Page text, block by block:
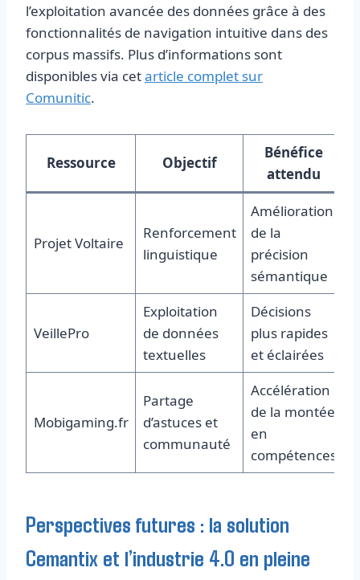
l’exploitation avancée des données grâce à des
fonctionnalités de navigation intuitive dans des
corpus massifs. Plus d’informations sont
disponibles via cetarticle complet sur
Comunitic.
Ressource Objectif
Bénéfice
attendu
Projet Voltaire
Renforcement
linguistique
Amélioration
de la
précision
sémantique
VeillePro
Exploitation
de données
textuelles
Décisions
plus rapides
et éclairées
Mobigaming.fr
Partage
d’astuces et
communauté
Accélération
de la montée
en
compétences
Perspectives futures : la solution
Cemantix et l’industrie 4.0 en pleine